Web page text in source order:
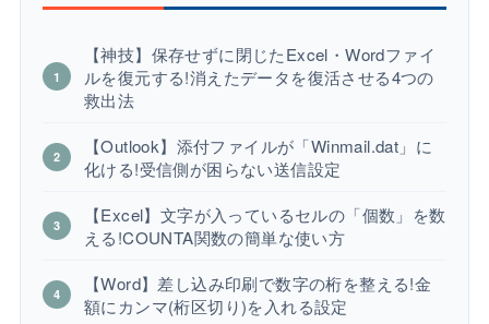
【神技】保存せずに閉じたExcel・Wordファイ
ルを復元する!消えたデータを復活させる4つの
救出法
【Outlook】添付ファイルが「Winmail.dat」に
化ける!受信側が困らない送信設定
【Excel】文字が入っているセルの「個数」を数
える!COUNTA関数の簡単な使い方
【Word】差し込み印刷で数字の桁を整える!金
額にカンマ(桁区切り)を入れる設定